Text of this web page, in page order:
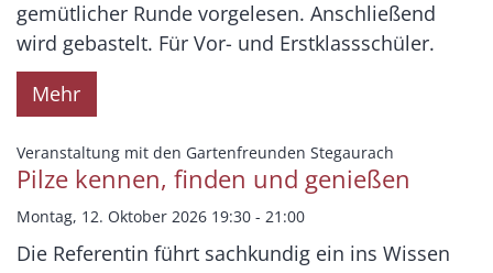
gemütlicher Runde vorgelesen. Anschließend
wird gebastelt. Für Vor- und Erstklassschüler.
Mehr
Veranstaltung mit den Gartenfreunden Stegaurach
Pilze kennen, finden und genießen
Montag, 12. Oktober 2026 19:30 - 21:00
Die Referentin führt sachkundig ein ins Wissen